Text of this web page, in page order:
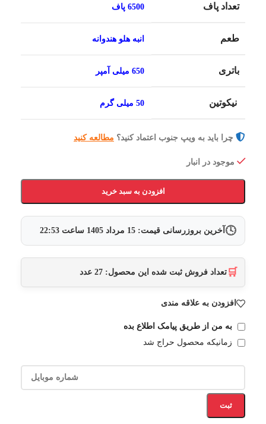
تعداد پاف 6500 پاف
طعم انبه هلو هندوانه
باتری 650 میلی آمپر
نیکوتین 50 میلی گرم
چرا باید به ویپ جنوب اعتماد کنید؟ مطالعه کنید
موجود در انبار
افزودن به سبد خرید
🕓 آخرین بروزرسانی قیمت: 15 مرداد 1405 ساعت 22:53
🛒 تعداد فروش ثبت شده این محصول: 27 عدد
افزودن به علاقه مندی
به من از طریق پیامک اطلاع بده
زمانیکه محصول حراج شد
ثبت